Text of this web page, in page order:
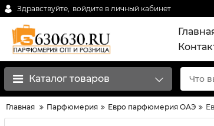
Здравствуйте, войдите в личный кабинет
Каталог товаров
Главная Парфюмерия Евро парфюмерия ОАЭ